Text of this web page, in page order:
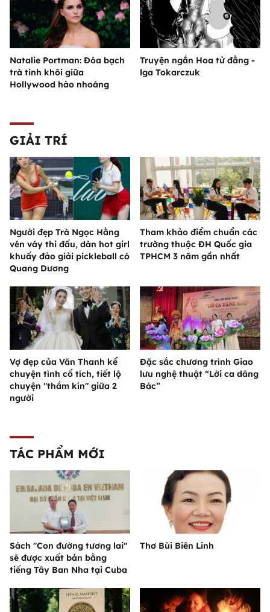
Natalie Portman: Đóa bạch
trà tinh khôi giữa
Hollywood hào nhoáng
Truyện ngắn Hoa tử đằng -
lga Tokarczuk
GIẢI TRÍ
Người đẹp Trà Ngọc Hằng
vén váy thi đấu, dàn hot girl
khuấy đảo giải pickleball có
Quang Dương
Tham khảo điểm chuẩn các
trường thuộc ĐH Quốc gia
TPHCM 3 năm gần nhất
Vợ đẹp của Văn Thanh kể
chuyện tình cổ tích, tiết lộ
chuyện "thầm kín" giữa 2
người
Đặc sắc chương trình Giao
lưu nghệ thuật “Lời ca dâng
Bác”
TÁC PHẨM MỚI
Sách "Con đường tương lai"
sẽ được xuất bản bằng
tiếng Tây Ban Nha tại Cuba
Thơ Bùi Biên Linh